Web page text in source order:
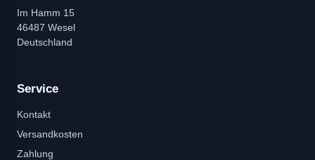
Im Hamm 15
46487 Wesel
Deutschland
Service
Kontakt
Versandkosten
Zahlung